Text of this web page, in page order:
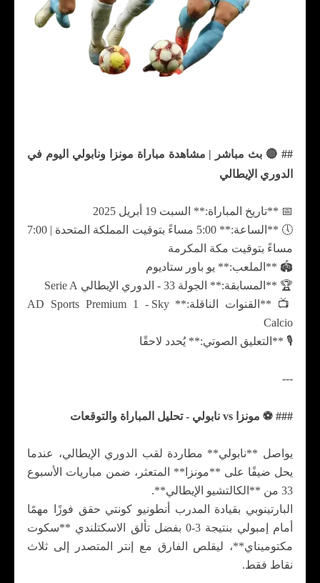
## 🔴 بث مباشر | مشاهدة مباراة مونزا ونابولي اليوم في
الدوري الإيطالي
📅 **تاريخ المباراة:** السبت 19 أبريل 2025
🕔 **الساعة:** 5:00 مساءً بتوقيت المملكة المتحدة | 7:00
مساءً بتوقيت مكة المكرمة
🏟️ **الملعب:** يو باور ستاديوم
🏆 **المسابقة:** الجولة 33 - الدوري الإيطالي Serie A
📺 **القنوات الناقلة:** AD Sports Premium 1 - Sky
Calcio
🎙️ **التعليق الصوتي:** يُحدد لاحقًا
---
### ⚽ مونزا vs نابولي - تحليل المباراة والتوقعات
يواصل **نابولي** مطاردة لقب الدوري الإيطالي، عندما
يحل ضيفًا على **مونزا** المتعثر، ضمن مباريات الأسبوع
33 من **الكالتشيو الإيطالي**.
البارتينوبي بقيادة المدرب أنطونيو كونتي حقق فوزًا مهمًا
أمام إمبولي بنتيجة 3-0 بفضل تألق الاسكتلندي **سكوت
مكتوميناي**، ليقلص الفارق مع إنتر المتصدر إلى ثلاث
نقاط فقط.